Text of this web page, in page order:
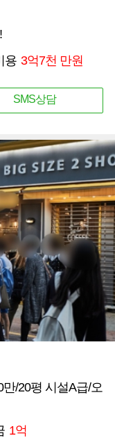
용 3억7천 만원
SMS상담
/20평 시설A급/오
1억